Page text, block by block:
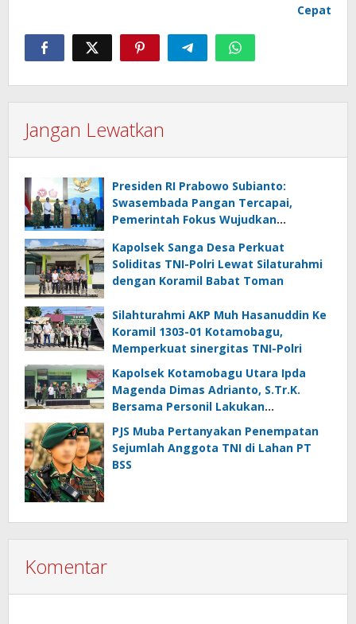
Cepat
Jangan Lewatkan
Presiden RI Prabowo Subianto:
Swasembada Pangan Tercapai,
Pemerintah Fokus Wujudkan
Kapolsek Sanga Desa Perkuat
Soliditas TNI-Polri Lewat Silaturahmi
dengan Koramil Babat Toman
Silahturahmi AKP Muh Hasanuddin Ke
Koramil 1303-01 Kotamobagu,
Memperkuat sinergitas TNI-Polri
Kapolsek Kotamobagu Utara Ipda
Magenda Dimas Adrianto, S.Tr.K.
Bersama Personil Lakukan
PJS Muba Pertanyakan Penempatan
Sejumlah Anggota TNI di Lahan PT
BSS
Komentar